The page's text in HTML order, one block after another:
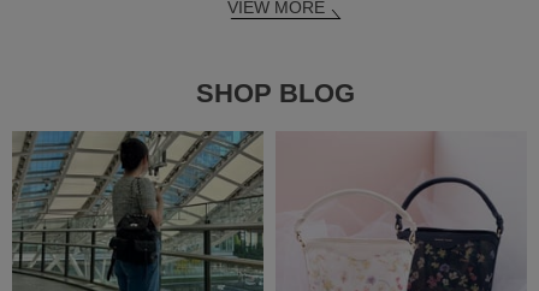
VIEW MORE
SHOP BLOG